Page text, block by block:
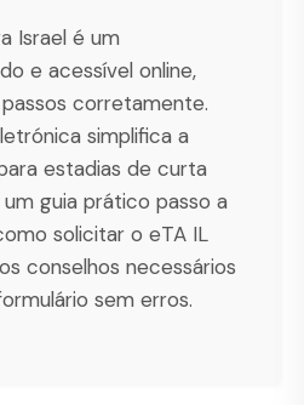
Israel é um
e acessível online,
corretamente.
simplifica a
estadias de curta
guia prático passo a
solicitar o eTA IL
conselhos necessários
sem erros.